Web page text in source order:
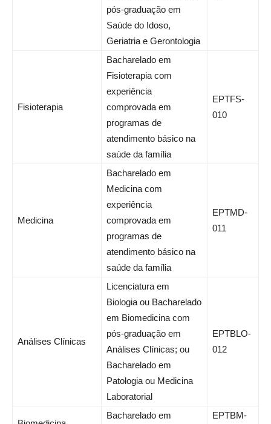
pós-graduação em
Saúde do Idoso,
Geriatria e Gerontologia
Fisioterapia
Bacharelado em
Fisioterapia com
experiência
comprovada em
programas de
atendimento básico na
saúde da família
EPTFS-
010
Medicina
Bacharelado em
Medicina com
experiência
comprovada em
programas de
atendimento básico na
saúde da família
EPTMD-
011
Análises Clínicas
Licenciatura em
Biologia ou Bacharelado
em Biomedicina com
pós-graduação em
Análises Clínicas; ou
Bacharelado em
Patologia ou Medicina
Laboratorial
EPTBLO-
012
Bacharelado em
EPTBM-